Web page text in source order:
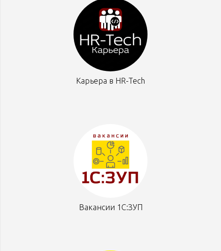
Карьера в HR-Tech
Вакансии 1С:ЗУП